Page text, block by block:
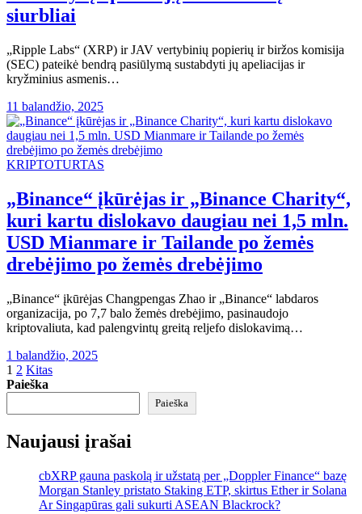
siurbliai
„Ripple Labs“ (XRP) ir JAV vertybinių popierių ir biržos komisija
(SEC) pateikė bendrą pasiūlymą sustabdyti jų apeliacijas ir
kryžminius asmenis…
11 balandžio, 2025
KRIPTOTURTAS
„Binance“ įkūrėjas ir „Binance Charity“,
kuri kartu dislokavo daugiau nei 1,5 mln.
USD Mianmare ir Tailande po žemės
drebėjimo po žemės drebėjimo
„Binance“ įkūrėjas Changpengas Zhao ir „Binance“ labdaros
organizacija, po 7,7 balo žemės drebėjimo, pasinaudojo
kriptovaliuta, kad palengvintų greitą reljefo dislokavimą…
1 balandžio, 2025
Įrašų
puslapiavimas
1 2 Kitas
Paieška
Paieška
Naujausi įrašai
cbXRP gauna paskolą ir užstatą per „Doppler Finance“ bazę
Morgan Stanley pristato Staking ETP, skirtus Ether ir Solana
Ar Singapūras gali sukurti ASEAN Blackrock?